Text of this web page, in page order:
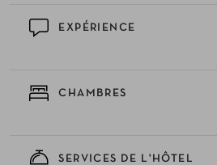
EXPÉRIENCE
CHAMBRES
SERVICES DE L'HÔTEL